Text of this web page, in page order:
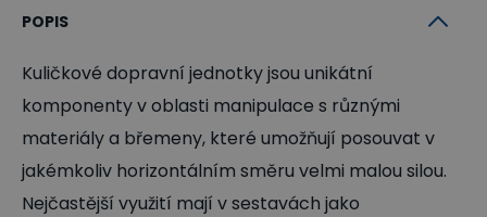
POPIS
Kuličkové dopravní jednotky jsou unikátní
komponenty v oblasti manipulace s různými
materiály a břemeny, které umožňují posouvat v
jakémkoliv horizontálním směru velmi malou silou.
Nejčastější využití mají v sestavách jako